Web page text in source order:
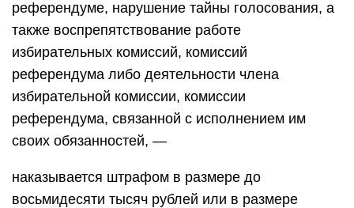
референдуме, нарушение тайны голосования, а
также воспрепятствование работе
избирательных комиссий, комиссий
референдума либо деятельности члена
избирательной комиссии, комиссии
референдума, связанной с исполнением им
своих обязанностей, —
наказывается штрафом в размере до
восьмидесяти тысяч рублей или в размере